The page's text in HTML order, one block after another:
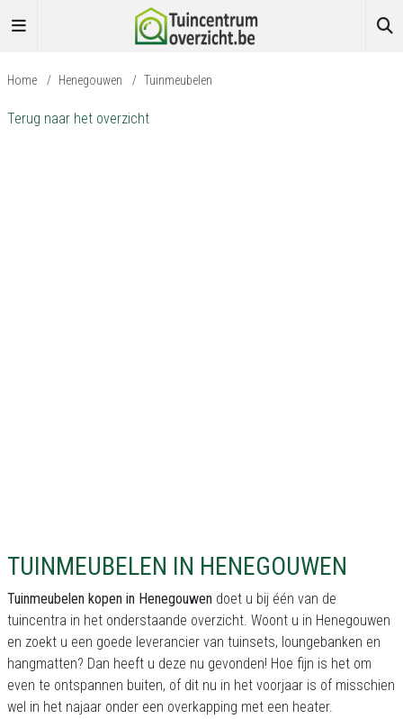
Home / Henegouwen / Tuinmeubelen
Terug naar het overzicht
TUINMEUBELEN IN HENEGOUWEN
Tuinmeubelen kopen in Henegouwen doet u bij één van de
tuincentra in het onderstaande overzicht. Woont u in Henegouwen
en zoekt u een goede leverancier van tuinsets, loungebanken en
hangmatten? Dan heeft u deze nu gevonden! Hoe fijn is het om
even te ontspannen buiten, of dit nu in het voorjaar is of misschien
wel in het najaar onder een overkapping met een heater.